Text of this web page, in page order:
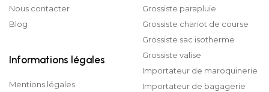
Nous contacter
Blog
Informations légales
Mentions légales
Grossiste parapluie
Grossiste chariot de course
Grossiste sac isotherme
Grossiste valise
Importateur de maroquinerie
Importateur de bagagerie